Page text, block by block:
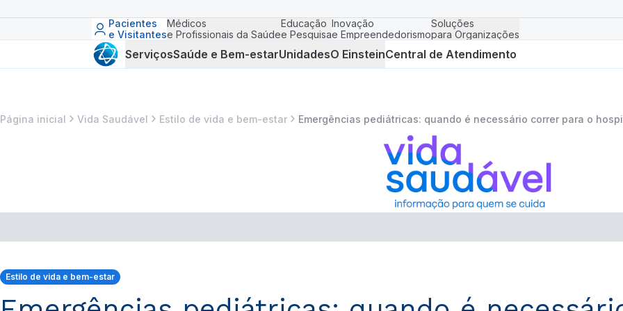
Pacientes
e Visitantes
Médicos
e Profissionais da Saúde
Educação
e Pesquisa
Inovação
e Empreendedorismo
Soluções
para Organizações
ServiçosSaúde e Bem-estarUnidadesO EinsteinCentral de Atendimento
Página inicial Vida Saudável Estilo de vida e bem-estar Emergências pediátricas: quando é necessário correr para o
Estilo de vida e bem-estar